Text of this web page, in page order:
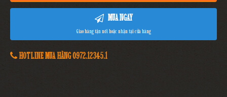
MUA NGAY
Giao hàng tận nơi hoặc nhận tại cửa hàng
HOTLINE MUA HÀNG 0972.12345.1